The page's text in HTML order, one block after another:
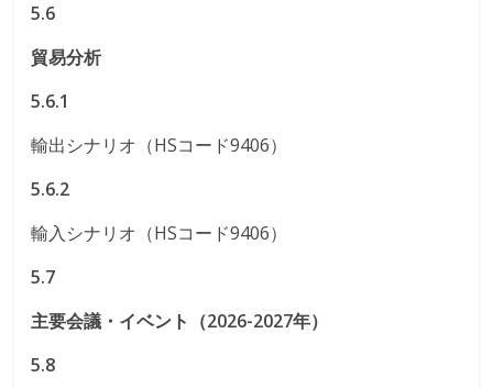
5.6
貿易分析
5.6.1
輸出シナリオ（HSコード9406）
5.6.2
輸入シナリオ（HSコード9406）
5.7
主要会議・イベント（2026-2027年）
5.8